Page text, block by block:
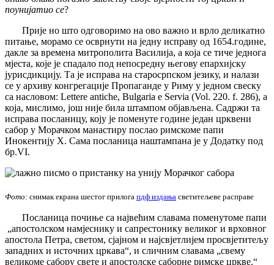
поунијатио се?
Прије но што одговоримо на ово важно и врло деликатно
питање, морамо се осврнути на једну исправу од 1654.године,
дакле за времена митрополита Василија, а која се тиче једнога
мјеста, које је спадало под непосредну његову епархијску
јурисдикцију. Та је исправа на старосрпском језику, и налази
се у архиву конгрегације Пропаганде у Риму у једном свеску
са насловом: Lettere antiche, Bulgaria е Servia (Vol. 220. f. 286), a
која, мислимо, још није била штампом објављена. Садржи та
исправа посланицу, коју је поменуте године један црквени
сабор у Морачком манастиру послао римскоме папи
Инокентију X. Сама посланица наштампана је у Додатку под
бр.VI.
Фото: снимак екрана шестог прилога пдф издања светитељеве расправе
Посланица почиње са највећим славама поменутоме папи
„апостолском намјеснику и сапрестонику великог и врховног
апостола Петра, светом, сјајном и најсвјетлијем просвјетитељу
западних и источних цркава“, и сличним славама „свему
великоме сабору свете и апостолске саборне римске цркве.“